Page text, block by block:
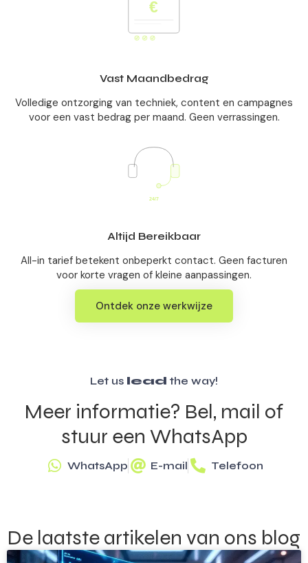
Vast Maandbedrag
Volledige ontzorging van techniek, content en campagnes
voor een vast bedrag per maand. Geen verrassingen.
Altijd Bereikbaar
All-in tarief betekent onbeperkt contact. Geen facturen
voor korte vragen of kleine aanpassingen.
Ontdek onze werkwijze
Let us lead the way!
Meer informatie? Bel, mail of
stuur een WhatsApp
WhatsApp E-mail Telefoon
De laatste artikelen van ons blog